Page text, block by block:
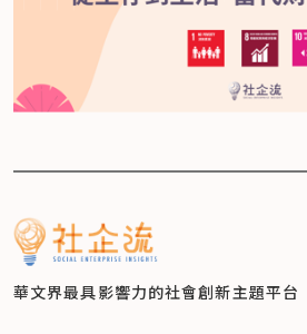
華文界最具影響力的社會創新主題平台